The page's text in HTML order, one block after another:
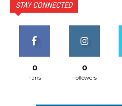
STAY CONNECTED
0
Fans
0
Followers